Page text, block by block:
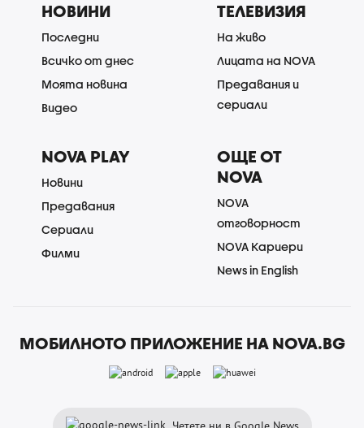
НОВИНИ
Последни
Всичко от днес
Моята новина
Видео
ТЕЛЕВИЗИЯ
На живо
Лицата на NOVA
Предавания и
сериали
NOVA PLAY
Новини
Предавания
Сериали
Филми
ОЩЕ ОТ
NOVA
NOVA
отговорност
NOVA Кариери
News in English
МОБИЛНОТО ПРИЛОЖЕНИЕ НА NOVA.BG